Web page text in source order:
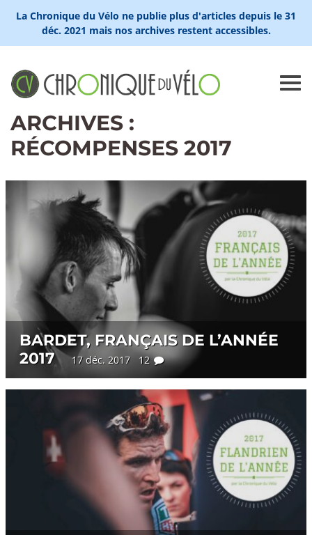
La Chronique du Vélo ne publie plus d'articles depuis le 31
déc. 2021 mais nos archives restent accessibles.
ARCHIVES :
RÉCOMPENSES 2017
BARDET, FRANÇAIS DE L’ANNÉE
2017
17 déc. 2017 12